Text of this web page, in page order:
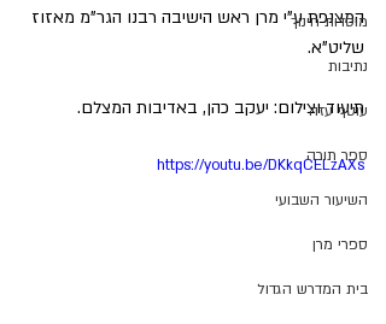
מוסדות חינוך
נתיבות
עוטף עזה
ספר תורה
השיעור השבועי
ספרי מרן
בית המדרש הגדול
המצנפת ע"י מרן ראש הישיבה רבנו הגר"מ מאזוז
שליט"א.
תיעוד וצילום: יעקב כהן, באדיבות המצלם.
https://youtu.be/DKkqCELzAXs